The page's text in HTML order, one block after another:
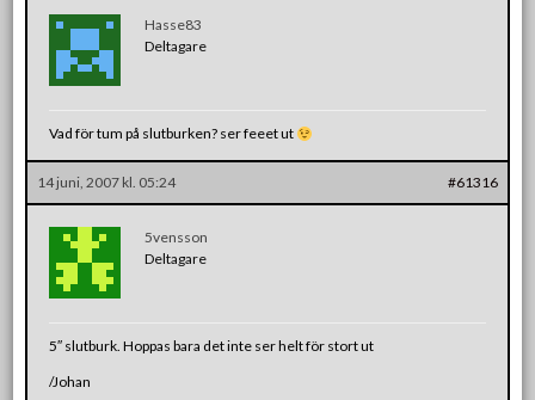
Hasse83
Deltagare
Vad för tum på slutburken? ser feeet ut
14 juni, 2007 kl. 05:24 #61316
5vensson
Deltagare
5″ slutburk. Hoppas bara det inte ser helt för stort ut
/Johan